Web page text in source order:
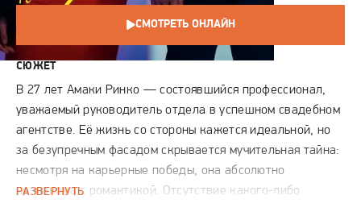
СМОТРЕТЬ ОНЛАЙН
СЮЖЕТ
В 27 лет Амаки Ринко — состоявшийся профессионал,
уважаемый руководитель отдела в успешном свадебном
агентстве. Её жизнь со стороны кажется идеальной, но
за безупречным фасадом скрывается мучительная тайна:
несмотря на карьерные победы, она абсолютно
незнакома с романтикой. Отсутствие какого-либо
РАЗВЕРНУТЬ